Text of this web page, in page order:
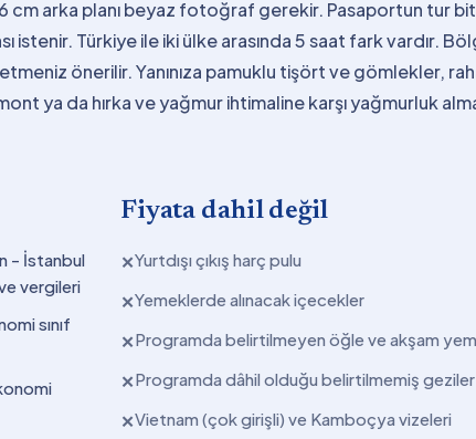
cm arka planı beyaz fotoğraf gerekir. Pasaportun tur
istenir. Türkiye ile iki ülke arasında 5 saat fark vardır.
önerilir. Yanınıza pamuklu tişört ve gömlekler,
ya da hırka ve yağmur ihtimaline karşı yağmurluk
- İstanbul
vergileri
sınıf
Fiyata dahil değil
✕Yurtdışı çıkış harç pulu
✕Yemeklerde alınacak içecekler
✕Programda belirtilmeyen öğle ve akşam
✕Programda dâhil olduğu belirtilmemiş geziler
✕Vietnam (çok girişli) ve Kamboçya vizeleri